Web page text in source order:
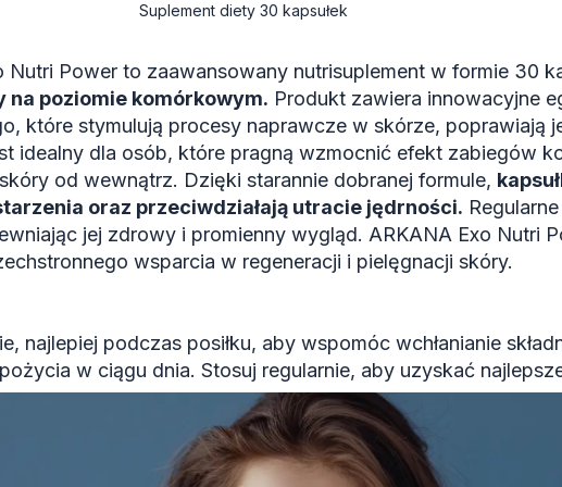
Suplement diety 30 kapsułek
Power to zaawansowany nutrisuplement w formie 30
poziomie komórkowym. Produkt zawiera innowacyjne
które stymulują procesy naprawcze w skórze, poprawiają
idealny dla osób, które pragną wzmocnić efekt zabiegów
od wewnątrz. Dzięki starannie dobranej formule,
oraz przeciwdziałają utracie jędrności.
jej zdrowy i promienny wygląd. ARKANA Exo Nutri
wsparcia w regeneracji i pielęgnacji skóry.
najlepiej podczas posiłku, aby wspomóc wchłanianie
w ciągu dnia. Stosuj regularnie, aby uzyskać